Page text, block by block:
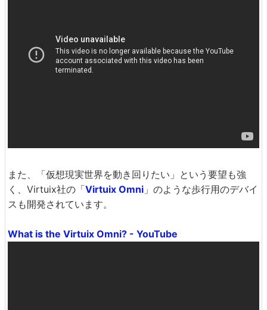
また、「仮想現実世界を動き回りたい」という要望も強
く、Virtuix社の「Virtuix Omni 」のような歩行用のデバイ
スも開発されています。
What is the Virtuix Omni? - YouTube